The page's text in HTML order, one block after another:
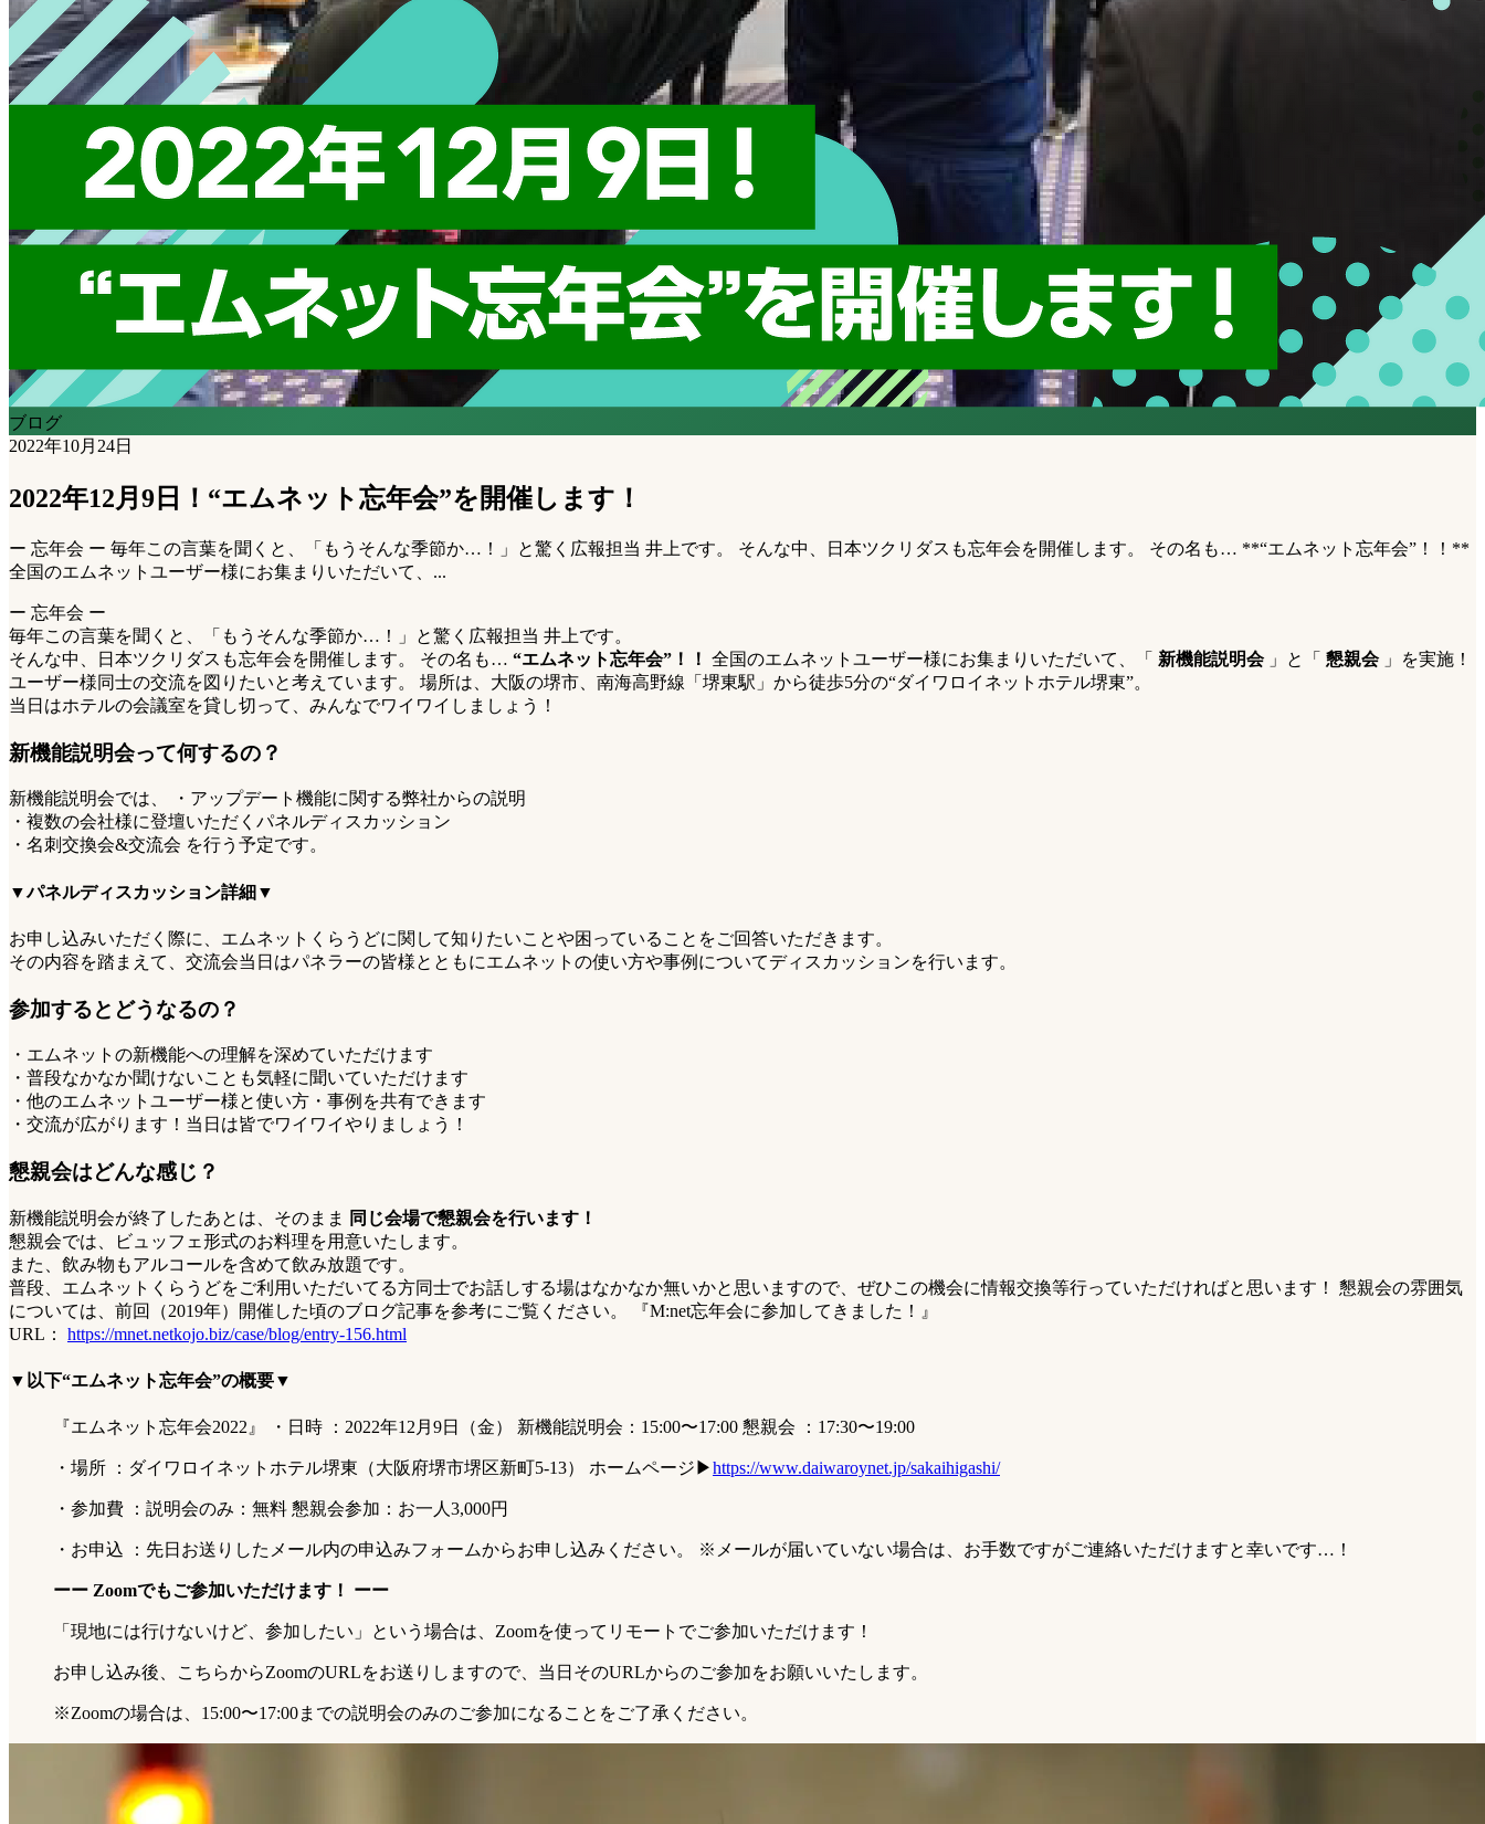
ブログ
2022年10月24日
2022年12月9日！“エムネット忘年会”を開催します！
ー 忘年会 ー 毎年この言葉を聞くと、「もうそんな季節か…！」と驚く広報担当 井上です。 そんな中、日本ツクリダスも忘年会を開催します。 その名も… **“エムネット忘年会”！！**
全国のエムネットユーザー様にお集まりいただいて、...
ー 忘年会 ー
毎年この言葉を聞くと、「もうそんな季節か…！」と驚く広報担当 井上です。
そんな中、日本ツクリダスも忘年会を開催します。 その名も… “エムネット忘年会”！！ 全国のエムネットユーザー様にお集まりいただいて、「 新機能説明会」と「 懇親会」を実施！
ユーザー様同士の交流を図りたいと考えています。 場所は、大阪の堺市、南海高野線「堺東駅」から徒歩5分の“ダイワロイネットホテル堺東”。
当日はホテルの会議室を貸し切って、みんなでワイワイしましょう！
新機能説明会って何するの？
新機能説明会では、 ・アップデート機能に関する弊社からの説明
・複数の会社様に登壇いただくパネルディスカッション
・名刺交換会&交流会 を行う予定です。
▼パネルディスカッション詳細▼
お申し込みいただく際に、エムネットくらうどに関して知りたいことや困っていることをご回答いただきます。
その内容を踏まえて、交流会当日はパネラーの皆様とともにエムネットの使い方や事例についてディスカッションを行います。
参加するとどうなるの？
・エムネットの新機能への理解を深めていただけます
・普段なかなか聞けないことも気軽に聞いていただけます
・他のエムネットユーザー様と使い方・事例を共有できます
・交流が広がります！当日は皆でワイワイやりましょう！
懇親会はどんな感じ？
新機能説明会が終了したあとは、そのまま
同じ会場で懇親会を行います！
懇親会では、ビュッフェ形式のお料理を用意いたします。
また、飲み物もアルコールを含めて飲み放題です。
普段、エムネットくらうどをご利用いただいてる方同士でお話しする場はなかなか無いかと思いますので、ぜひこの機会に情報交換等行っていただければと思います！ 懇親会の雰囲気
については、前回（2019年）開催した頃のブログ記事を参考にご覧ください。 『M:net忘年会に参加してきました！』
URL： https://mnet.netkojo.biz/case/blog/entry-156.html
▼以下“エムネット忘年会”の概要▼
『エムネット忘年会2022』 ・日時 ：2022年12月9日（金） 新機能説明会：15:00〜17:00 懇親会 ：17:30〜19:00
・場所 ：ダイワロイネットホテル堺東（大阪府堺市堺区新町5-13） ホームページ▶https://www.daiwaroynet.jp/sakaihigashi/
・参加費 ：説明会のみ：無料 懇親会参加：お一人3,000円
・お申込 ：先日お送りしたメール内の申込みフォームからお申し込みください。 ※メールが届いていない場合は、お手数ですがご連絡いただけますと幸いです…！
ーー Zoomでもご参加いただけます！ ーー
「現地には行けないけど、参加したい」という場合は、Zoomを使ってリモートでご参加いただけます！
お申し込み後、こちらからZoomのURLをお送りしますので、当日そのURLからのご参加をお願いいたします。
※Zoomの場合は、15:00〜17:00までの説明会のみのご参加になることをご了承ください。